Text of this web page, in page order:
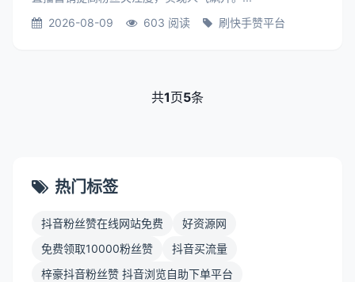
2026-08-09
603 阅读 刷快手赞平台
共1页5条
热门标签
抖音粉丝赞在线网站免费
好资源网
免费领取10000粉丝赞
抖音买流量
梓豪抖音粉丝赞 抖音浏览自助下单平台